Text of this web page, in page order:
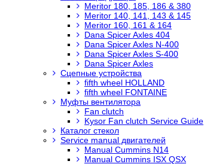
Meritor 180, 185, 186 & 380
Meritor 140, 141, 143 & 145
Meritor 160, 161 & 164
Dana Spicer Axles 404
Dana Spicer Axles N-400
Dana Spicer Axles S-400
Dana Spicer Axles
Сцепные устройства
fifth wheel HOLLAND
fifth wheel FONTAINE
Муфты вентилятора
Fan clutch
Kysor Fan clutch Service Guide
Каталог стекол
Service manual двигателей
Manual Cummins N14
Manual Cummins ISX QSX